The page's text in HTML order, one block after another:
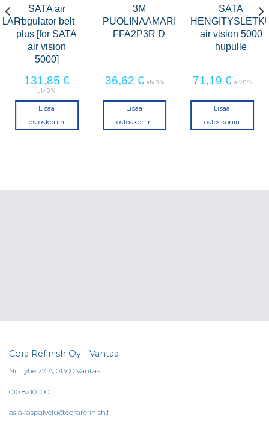
SATA air
regulator belt
plus [for SATA
air vision
5000]
131,85 €
alv 0 %
Lisää
ostoskoriin
3M
PUOLINAAMARI
FFA2P3R D
36,62 € alv 0 %
Lisää
ostoskoriin
SATA
air vision 5000
hupulle
71,19 € alv 0 %
Lisää
ostoskoriin
Cora Refinish Oy - Vantaa
Niittytie 27 A, 01300 Vantaa
010 8210 100
asiakaspalvelu@corarefinish.fi